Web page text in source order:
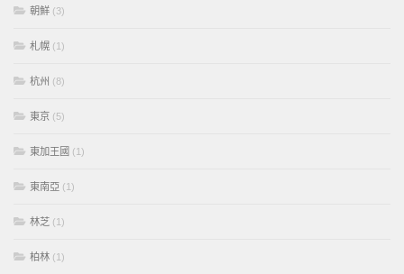
朝鮮 (3)
札幌 (1)
杭州 (8)
東京 (5)
東加王國 (1)
東南亞 (1)
林芝 (1)
柏林 (1)